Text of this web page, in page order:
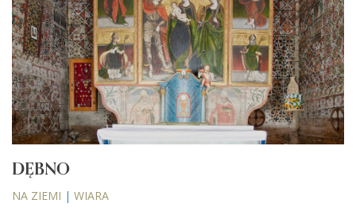
DĘBNO
NA ZIEMI | WIARA